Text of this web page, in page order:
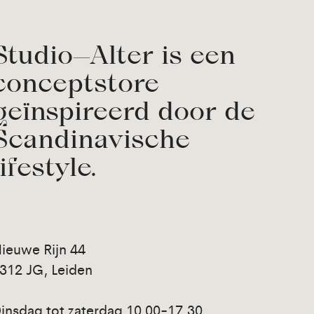
is een
door de
Rijn 44
JG, Leiden
tot zaterdag 10.00-17.30